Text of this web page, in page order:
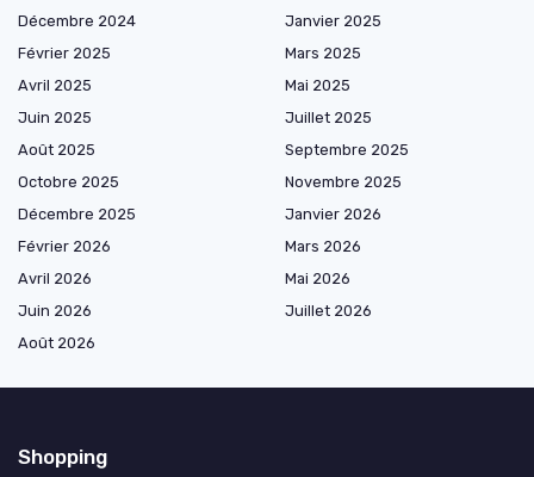
Décembre 2024
Janvier 2025
Février 2025
Mars 2025
Avril 2025
Mai 2025
Juin 2025
Juillet 2025
Août 2025
Septembre 2025
Octobre 2025
Novembre 2025
Décembre 2025
Janvier 2026
Février 2026
Mars 2026
Avril 2026
Mai 2026
Juin 2026
Juillet 2026
Août 2026
Shopping